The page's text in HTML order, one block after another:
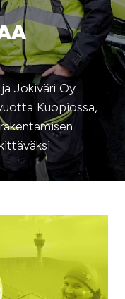
Jokiväri Oy
Kuopiossa,